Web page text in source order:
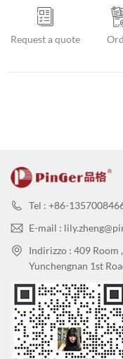
Request a quote
Tel : +86-
E-mail :
Indirizzo : 409 Room
Yunchengnan 1st